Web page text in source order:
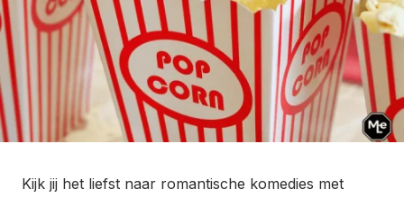
Kijk jij het liefst naar romantische komedies met